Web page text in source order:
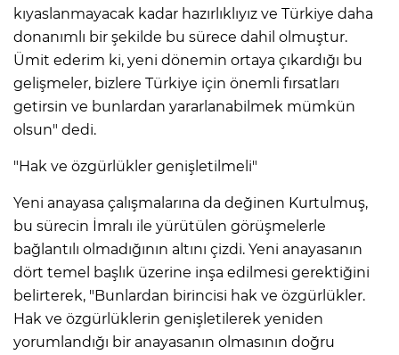
kıyaslanmayacak kadar hazırlıklıyız ve Türkiye daha
donanımlı bir şekilde bu sürece dahil olmuştur.
Ümit ederim ki, yeni dönemin ortaya çıkardığı bu
gelişmeler, bizlere Türkiye için önemli fırsatları
getirsin ve bunlardan yararlanabilmek mümkün
olsun" dedi.
"Hak ve özgürlükler genişletilmeli"
Yeni anayasa çalışmalarına da değinen Kurtulmuş,
bu sürecin İmralı ile yürütülen görüşmelerle
bağlantılı olmadığının altını çizdi. Yeni anayasanın
dört temel başlık üzerine inşa edilmesi gerektiğini
belirterek, "Bunlardan birincisi hak ve özgürlükler.
Hak ve özgürlüklerin genişletilerek yeniden
yorumlandığı bir anayasanın olmasının doğru